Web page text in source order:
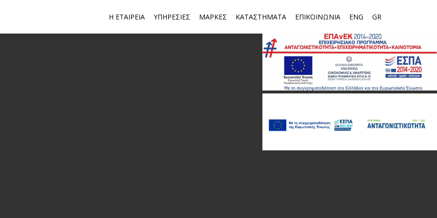
Η ΕΤΑΙΡΕΙΑ ΥΠΗΡΕΣΙΕΣ ΜΑΡΚΕΣ ΚΑΤΑΣΤΗΜΑΤΑ ΕΠΙΚΟΙΝΩΝΙΑ ENG GR